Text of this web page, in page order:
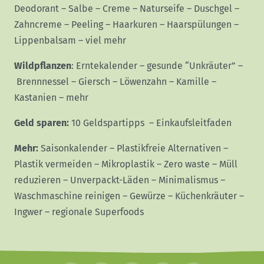
Deodorant – Salbe – Creme – Naturseife – Duschgel –
Zahncreme – Peeling – Haarkuren – Haarspülungen –
Lippenbalsam – viel mehr
Wildpflanzen: Erntekalender – gesunde “Unkräuter” –
Brennnessel – Giersch – Löwenzahn – Kamille –
Kastanien – mehr
Geld sparen: 10 Geldspartipps – Einkaufsleitfaden
Mehr: Saisonkalender – Plastikfreie Alternativen –
Plastik vermeiden – Mikroplastik – Zero waste – Müll
reduzieren – Unverpackt-Läden – Minimalismus –
Waschmaschine reinigen – Gewürze – Küchenkräuter –
Ingwer – regionale Superfoods